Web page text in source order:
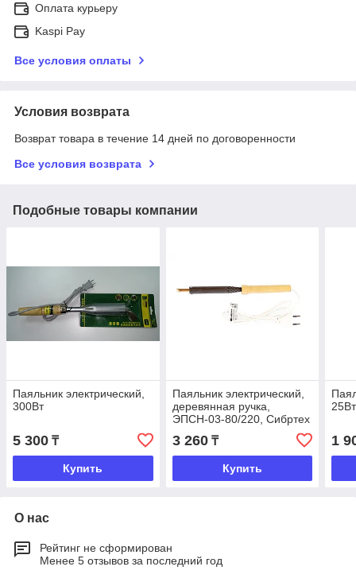
Оплата курьеру
Kaspi Pay
Все условия оплаты
Условия возврата
Возврат товара в течение 14 дней по договоренности
Все условия возврата
Подобные товары компании
Паяльник электрический,
300Вт
5 300 ₸
Купить
Паяльник электрический,
деревянная ручка,
ЭПСН-03-80/220, Сибртех
3 260₸
Купить
1
О нас
Рейтинг не сформирован
Менее 5 отзывов за последний год